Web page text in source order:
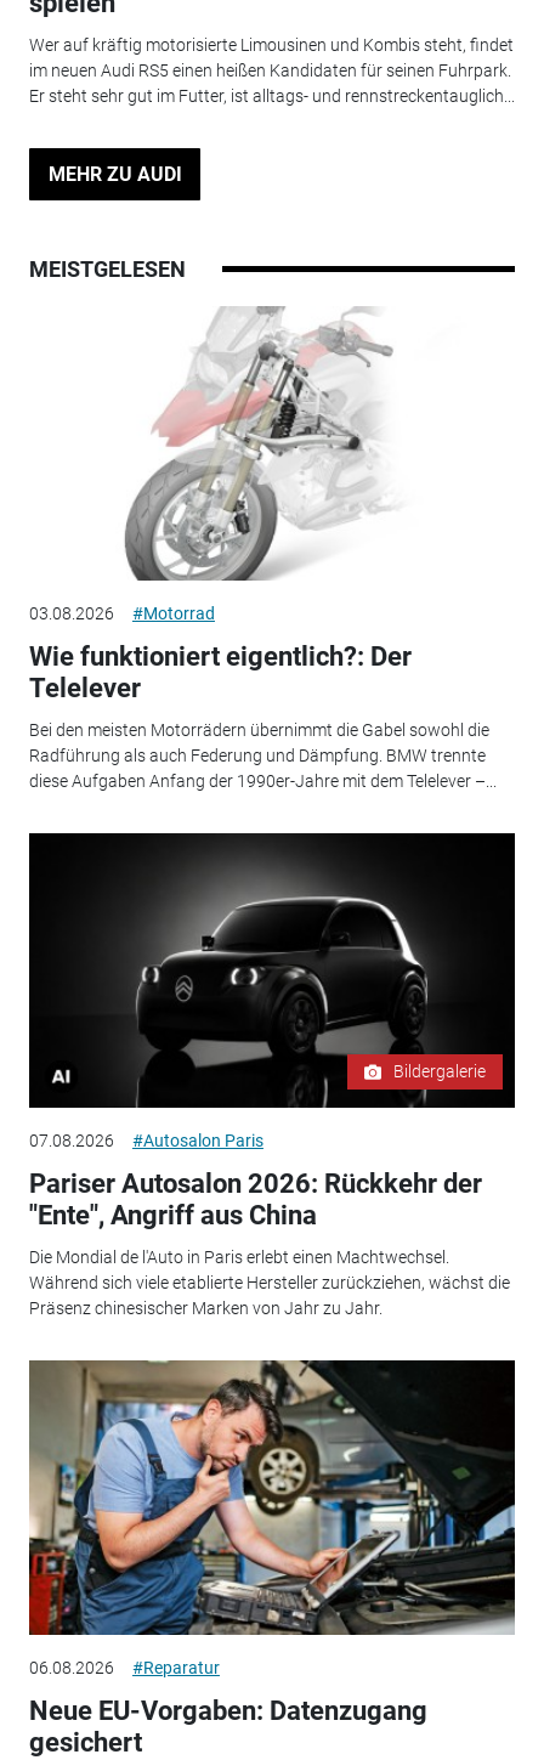
Wer auf kräftig motorisierte Limousinen und Kombis steht, findet
im neuen Audi RS5 einen heißen Kandidaten für seinen Fuhrpark.
Er steht sehr gut im Futter, ist alltags- und rennstreckentauglich...
MEHR ZU AUDI
MEISTGELESEN
03.08.2026 #Motorrad
Wie funktioniert eigentlich?: Der
Telelever
Bei den meisten Motorrädern übernimmt die Gabel sowohl die
Radführung als auch Federung und Dämpfung. BMW trennte
diese Aufgaben Anfang der 1990er-Jahre mit dem Telelever –...
Bildergalerie
07.08.2026 #Autosalon Paris
Pariser Autosalon 2026: Rückkehr der
"Ente", Angriff aus China
Die Mondial de l'Auto in Paris erlebt einen Machtwechsel.
Während sich viele etablierte Hersteller zurückziehen, wächst die
Präsenz chinesischer Marken von Jahr zu Jahr.
06.08.2026 #Reparatur
Neue EU-Vorgaben: Datenzugang
gesichert